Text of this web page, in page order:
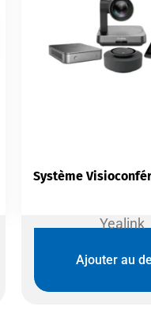
Yealink
Ajouter au